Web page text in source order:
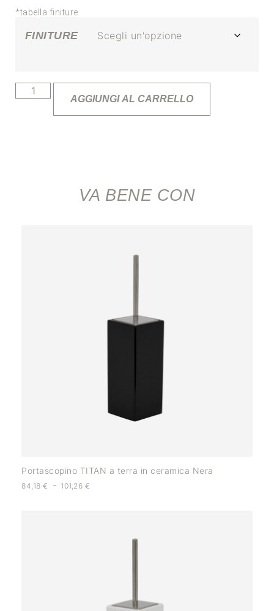
*tabella finiture
FINITURE
AGGIUNGI AL CARRELLO
VA BENE CON
Portascopino TITAN a terra in ceramica Nera
84,18 € - 101,26 €